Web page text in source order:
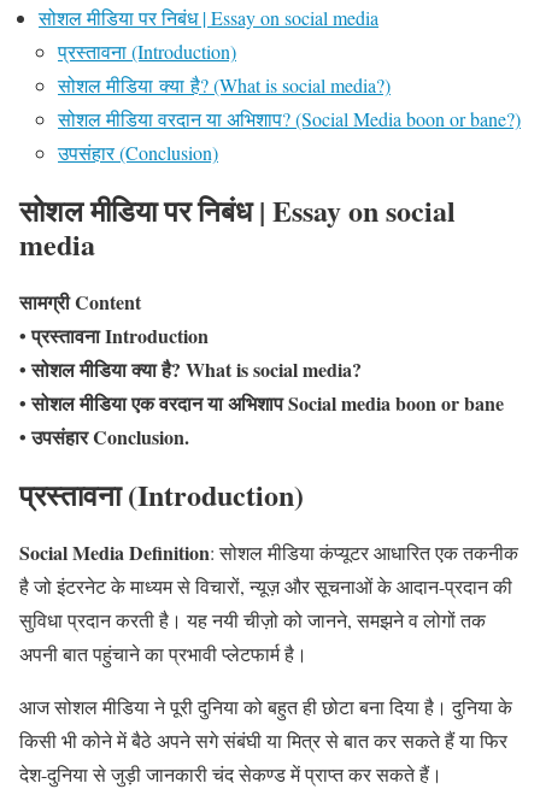
सोशल मीडिया पर निबंध | Essay on social media
प्रस्तावना (Introduction)
सोशल मीडिया क्या है? (What is social media?)
सोशल मीडिया वरदान या अभिशाप? (Social Media boon or bane?)
उपसंहार (Conclusion)
सोशल मीडिया पर निबंध | Essay on social
media
सामग्री Content
• प्रस्तावना Introduction
• सोशल मीडिया क्या है? What is social media?
• सोशल मीडिया एक वरदान या अभिशाप Social media boon or bane
• उपसंहार Conclusion.
प्रस्तावना (Introduction)
Social Media Definition: सोशल मीडिया कंप्यूटर आधारित एक तकनीक
है जो इंटरनेट के माध्यम से विचारों, न्यूज़ और सूचनाओं के आदान-प्रदान की
सुविधा प्रदान करती है। यह नयी चीज़ो को जानने, समझने व लोगों तक
अपनी बात पहुंचाने का प्रभावी प्लेटफार्म है।
आज सोशल मीडिया ने पूरी दुनिया को बहुत ही छोटा बना दिया है। दुनिया के
किसी भी कोने में बैठे अपने सगे संबंघी या मित्र से बात कर सकते हैं या फिर
देश-दुनिया से जुड़ी जानकारी चंद सेकण्ड में प्राप्त कर सकते हैं।